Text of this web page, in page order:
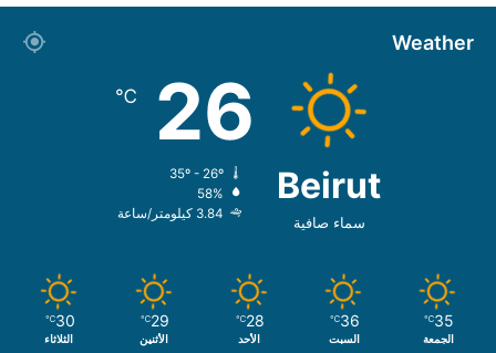
Weather
Beirut
سماء صافية
26
℃
58%
3.84 كيلومتر/ساعة
35
℃
الجمعة
36
℃
السبت
28
℃
الأحد
29
℃
الأثنين
30
℃
الثلاثاء